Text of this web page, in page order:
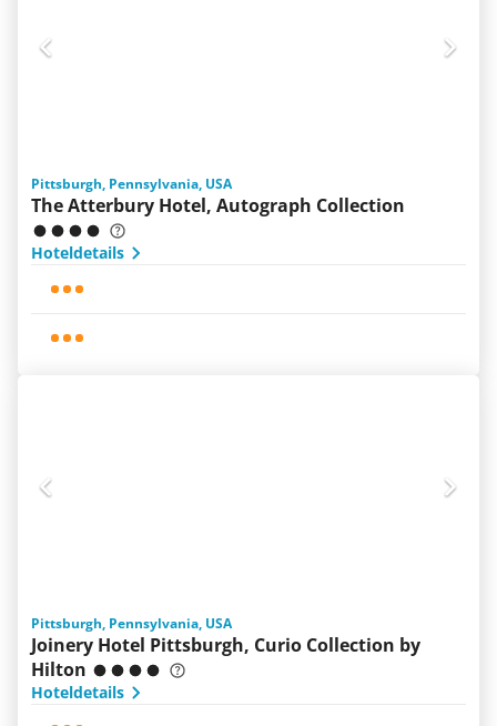
Pittsburgh, Pennsylvania, USA
The Atterbury Hotel, Autograph Collection
Hoteldetails
Pittsburgh, Pennsylvania, USA
Joinery Hotel Pittsburgh, Curio Collection by
Hilton
Hoteldetails